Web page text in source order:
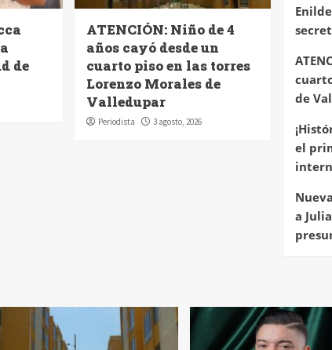
de
ATENCIÓN: Niño de 4
años cayó desde un
cuarto piso en las torres
Lorenzo Morales de
Valledupar
Periodista 3 agosto, 2026
de
el
a